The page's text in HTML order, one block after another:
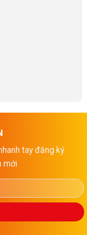
tay đăng ký
mới